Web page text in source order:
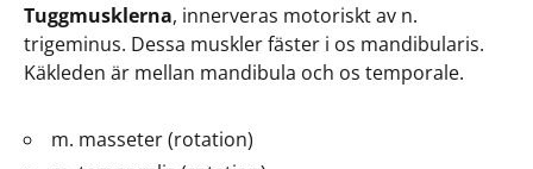
Tuggmusklerna, innerveras motoriskt av n.
trigeminus. Dessa muskler fäster i os mandibularis.
Käkleden är mellan mandibula och os temporale.
m. masseter (rotation)